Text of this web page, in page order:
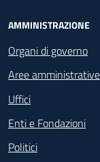
Footer -
AMMINISTRAZIONE
Organi di governo
Aree amministrative
Uffici
Enti e Fondazioni
Politici